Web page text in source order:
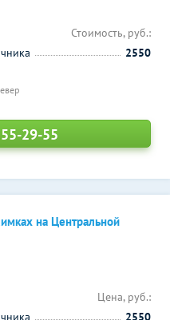
Стоимость, руб.:
2550
29-55
на Центральной
Цена, руб.:
2550